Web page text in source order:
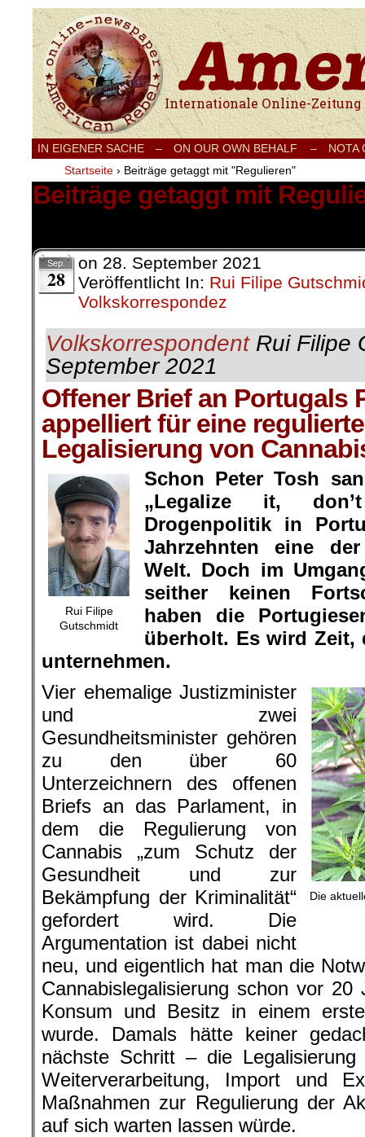
Internationale Onlinezeitung für Frieden,
IN EIGENER SACHE – ON OUR OWN BEHALF –
NOTA
Startseite › Beiträge getaggt mit "Regulieren"
Beiträge getaggt mit
Sep.
28
on 28. September 2021
Veröffentlicht In: Rui Filipe
Volkskorrespondez
VolkskorrespondentRui Filipe
September 2021
Offener Brief an Portugals
appelliert für eine regulierte
Legalisierung von
Rui Filipe
Gutschmidt
Schon Peter Tosh
„Legalize it,
Drogenpolitik in
Jahrzehnten eine
Welt. Doch im
seither keinen
haben die
überholt. Es wird Zeit,
unternehmen.
Die
Vier ehemalige Justizminister
und zwei
Gesundheitsminister gehören
zu den über 60
Unterzeichnern des offenen
Briefs an das Parlament, in
dem die Regulierung von
Cannabis „zum Schutz der
Gesundheit und zur
Bekämpfung der Kriminalität“
gefordert wird. Die
Argumentation ist dabei nicht
neu, und eigentlich hat man die
Cannabislegalisierung schon vor
Konsum und Besitz in einem
wurde. Damals hätte keiner
nächste Schritt – die
Weiterverarbeitung, Import und
Maßnahmen zur Regulierung der
auf sich warten lassen würde.